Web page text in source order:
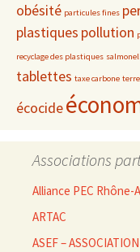
obésité particules fines
plastiques pollution
recyclage des plastiques
tablettes taxe carbone
écocide
Associations
Alliance PEC Rhône-
ARTAC
ASEF –